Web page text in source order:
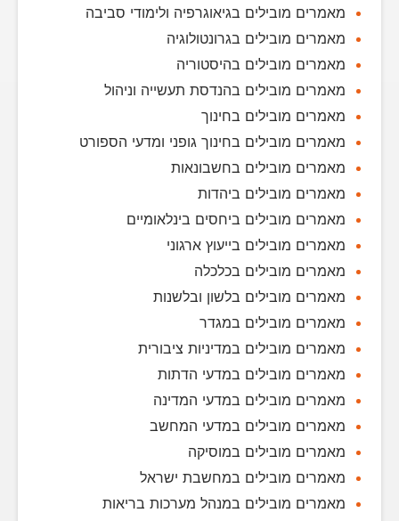
מאמרים מובילים בגיאוגרפיה ולימודי סביבה
מאמרים מובילים בגרונטולוגיה
מאמרים מובילים בהיסטוריה
מאמרים מובילים בהנדסת תעשייה וניהול
מאמרים מובילים בחינוך
מאמרים מובילים בחינוך גופני ומדעי הספורט
מאמרים מובילים בחשבונאות
מאמרים מובילים ביהדות
מאמרים מובילים ביחסים בינלאומיים
מאמרים מובילים בייעוץ ארגוני
מאמרים מובילים בכלכלה
מאמרים מובילים בלשון ובלשנות
מאמרים מובילים במגדר
מאמרים מובילים במדיניות ציבורית
מאמרים מובילים במדעי הדתות
מאמרים מובילים במדעי המדינה
מאמרים מובילים במדעי המחשב
מאמרים מובילים במוסיקה
מאמרים מובילים במחשבת ישראל
מאמרים מובילים במנהל מערכות בריאות